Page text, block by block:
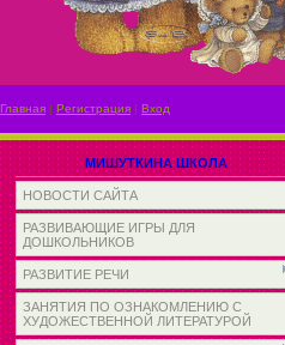
Главная | Регистрация | Вход
МИШУТКИНА ШКОЛА
НОВОСТИ САЙТА
РАЗВИВАЮЩИЕ ИГРЫ ДЛЯ
ДОШКОЛЬНИКОВ
РАЗВИТИЕ РЕЧИ
ЗАНЯТИЯ ПО ОЗНАКОМЛЕНИЮ С
ХУДОЖЕСТВЕННОЙ ЛИТЕРАТУРОЙ